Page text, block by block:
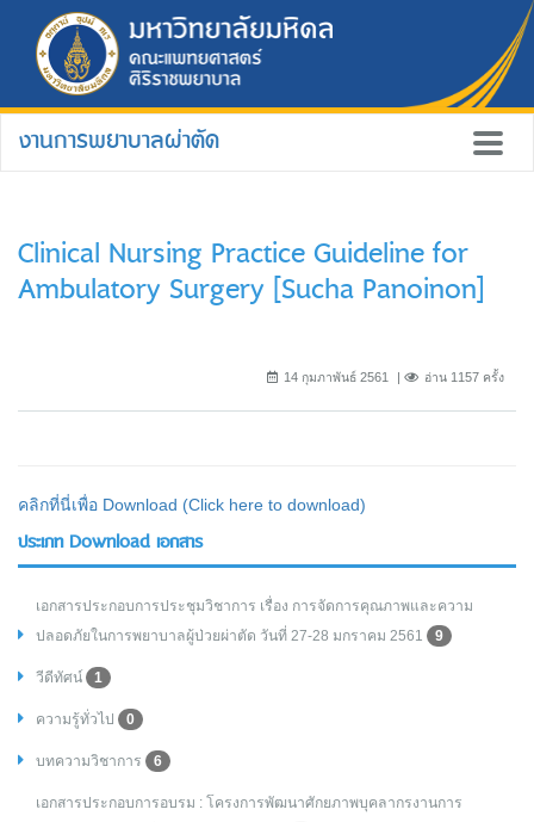
งานการพยาบาลผ่าตัด
Clinical Nursing Practice Guideline for
Ambulatory Surgery [Sucha Panoinon]
14 กุมภาพันธ์ 2561 อ่าน 1157 ครั้ง
คลิกที่นี่เพื่อ Download (Click here to download)
ประเภท Download เอกสาร
เอกสารประกอบการประชุมวิชาการ เรื่อง การจัดการคุณภาพและความ
ปลอดภัยในการพยาบาลผู้ป่วยผ่าตัด วันที่ 27-28 มกราคม 2561
9
วีดีทัศน์ 1
ความรู้ทั่วไป 0
บทความวิชาการ 6
เอกสารประกอบการอบรม : โครงการพัฒนาศักยภาพบุคลากรงานการ